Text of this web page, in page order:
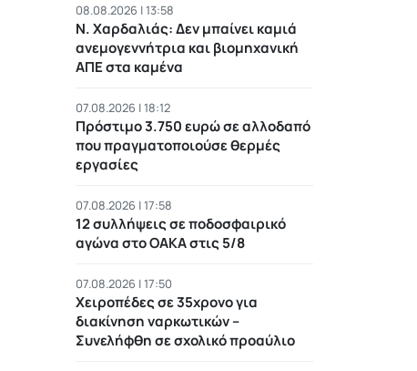
08.08.2026 | 13:58
Ν. Χαρδαλιάς: Δεν μπαίνει καμιά
ανεμογεννήτρια και βιομηχανική
ΑΠΕ στα καμένα
07.08.2026 | 18:12
Πρόστιμο 3.750 ευρώ σε αλλοδαπό
που πραγματοποιούσε θερμές
εργασίες
07.08.2026 | 17:58
12 συλλήψεις σε ποδοσφαιρικό
αγώνα στο ΟΑΚΑ στις 5/8
07.08.2026 | 17:50
Χειροπέδες σε 35χρονο για
διακίνηση ναρκωτικών –
Συνελήφθη σε σχολικό προαύλιο